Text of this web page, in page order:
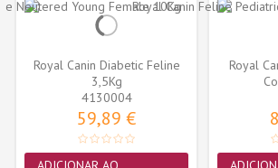
Royal Canin Diabetic Feline
3,5Kg
4130004
59,89 €
Royal